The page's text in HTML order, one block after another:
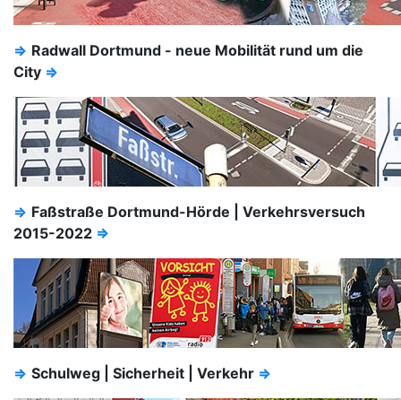
⇒ Radwall Dortmund - neue Mobilität rund um die
City ⇒
⇒ Faßstraße Dortmund-Hörde | Verkehrsversuch
2015-2022 ⇒
⇒ Schulweg | Sicherheit | Verkehr ⇒